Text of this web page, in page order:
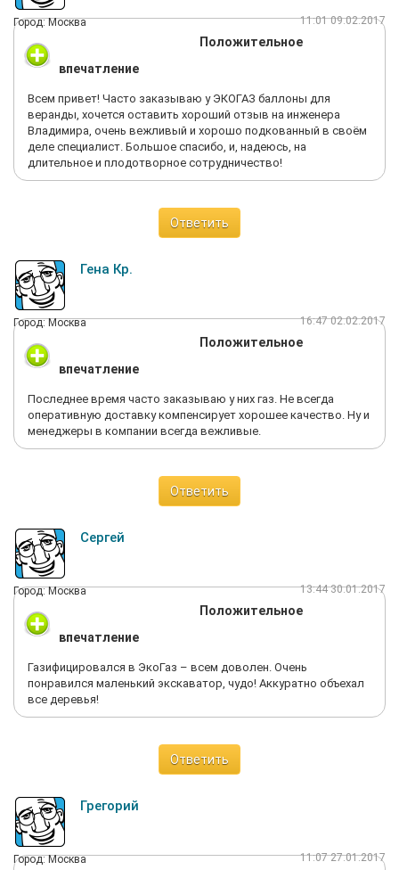
Город: Москва 11:01 09.02.2017
Положительное
впечатление
Всем привет! Часто заказываю у ЭКОГАЗ баллоны для
веранды, хочется оставить хороший отзыв на инженера
Владимира, очень вежливый и хорошо подкованный в своём
деле специалист. Большое спасибо, и, надеюсь, на
длительное и плодотворное сотрудничество!
Ответить
Гена Кр.
Город: Москва 16:47 02.02.2017
Положительное
впечатление
Последнее время часто заказываю у них газ. Не всегда
оперативную доставку компенсирует хорошее качество. Ну и
менеджеры в компании всегда вежливые.
Ответить
Сергей
Город: Москва 13:44 30.01.2017
Положительное
впечатление
Газифицировался в ЭкоГаз – всем доволен. Очень
понравился маленький экскаватор, чудо! Аккуратно объехал
все деревья!
Ответить
Грегорий
Город: Москва 11:07 27.01.2017